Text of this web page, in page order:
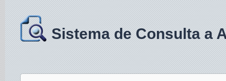
Sistema de Consulta a